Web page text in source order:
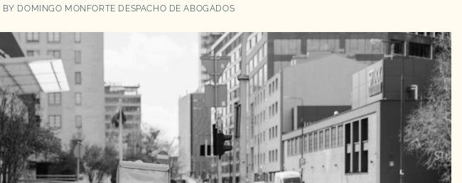
BY DOMINGO MONFORTE DESPACHO DE ABOGADOS